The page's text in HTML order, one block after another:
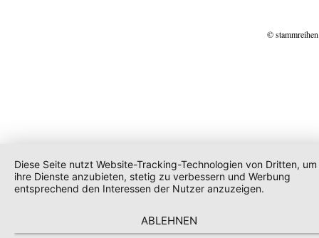
©
Diese Seite nutzt Website-Tracking-Technologien von Dritten, um
ihre Dienste anzubieten, stetig zu verbessern und Werbung
entsprechend den Interessen der Nutzer anzuzeigen.
ABLEHNEN